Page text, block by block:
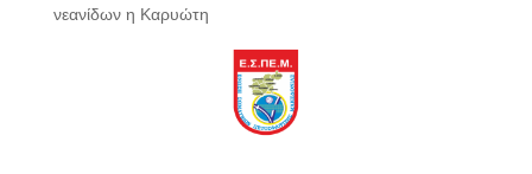
νεανίδων η Καρυώτη